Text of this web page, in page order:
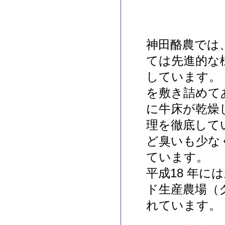
神田酪農では
ては先進的な
しています
を敷き詰めて
に牛床が乾燥
理を徹底して
ど臭いも少
ています。
平成18 年に
ド生産農場
れています。